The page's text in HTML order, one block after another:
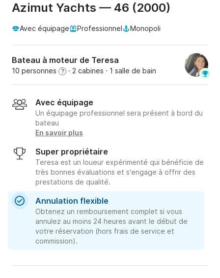
Azimut Yachts — 46 (2000)
Avec équipage Professionnel Monopoli
Bateau à moteur de Teresa
10 personnes ? · 2 cabines · 1 salle de bain
Avec équipage
Un équipage professionnel sera présent à bord du
bateau
En savoir plus
Super propriétaire
Teresa est un loueur expérimenté qui bénéficie de
très bonnes évaluations et s'engage à offrir des
prestations de qualité.
Annulation flexible
Obtenez un remboursement complet si vous
annulez au moins 24 heures avant le début de
votre réservation (hors frais de service et
commission).